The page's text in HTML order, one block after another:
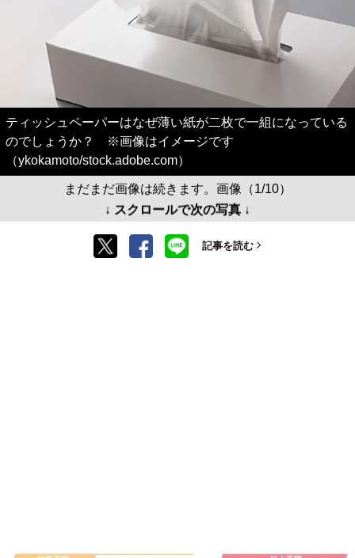
ティッシュペーパーはなぜ薄い紙が二枚で一組になっている
のでしょうか？ ※画像はイメージです
（ykokamoto/stock.adobe.com）
まだまだ画像は続きます。画像（1/10）
↓ スクロールで次の写真 ↓
記事を読む